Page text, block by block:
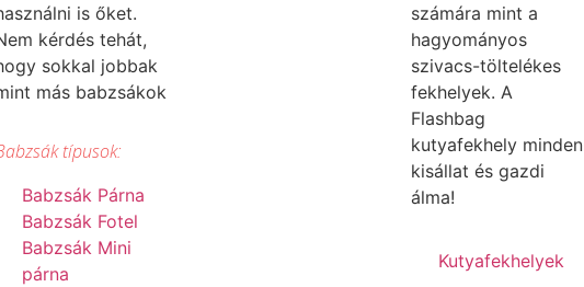
is őket.
kérdés tehát,
sokkal jobbak
más babzsákok
típusok:
Babzsák Párna
Babzsák Fotel
Babzsák Mini
párna
számára mint a
hagyományos
szivacs-töltelékes
fekhelyek. A
Flashbag
kutyafekhely minden
kisállat és gazdi
álma!
Kutyafekhelyek